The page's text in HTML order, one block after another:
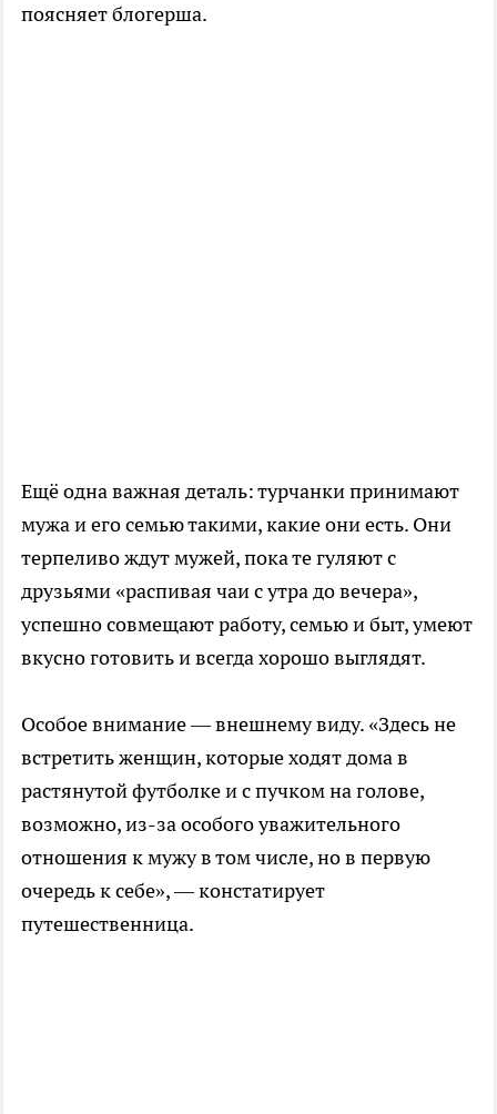
поясняет блогерша.
Ещё одна важная деталь: турчанки принимают
мужа и его семью такими, какие они есть. Они
терпеливо ждут мужей, пока те гуляют с
друзьями «распивая чаи с утра до вечера»,
успешно совмещают работу, семью и быт, умеют
вкусно готовить и всегда хорошо выглядят.
Особое внимание — внешнему виду. «Здесь не
встретить женщин, которые ходят дома в
растянутой футболке и с пучком на голове,
возможно, из-за особого уважительного
отношения к мужу в том числе, но в первую
очередь к себе», — констатирует
путешественница.